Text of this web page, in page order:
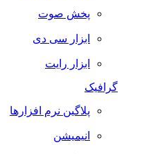
پخش صوت
ابزار سی دی
ابزار رایت
گرافیک
پلاگین نرم افزارها
انیمیشن